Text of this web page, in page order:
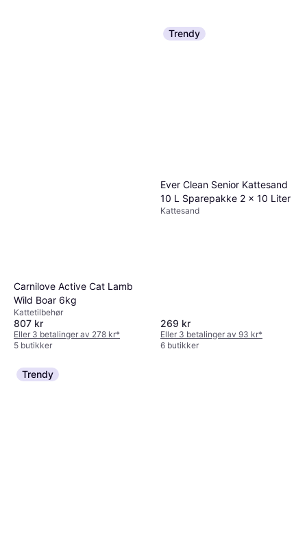
Carnilove Active Cat Lamb
Wild Boar 6kg
Kattetilbehør
807 kr
Eller 3 betalinger av 278 kr*
5 butikker
Trendy
Ever Clean Senior Kattesand
10 L Sparepakke 2 x 10 Liter
Kattesand
269 kr
Eller 3 betalinger av 93 kr*
6 butikker
Trendy